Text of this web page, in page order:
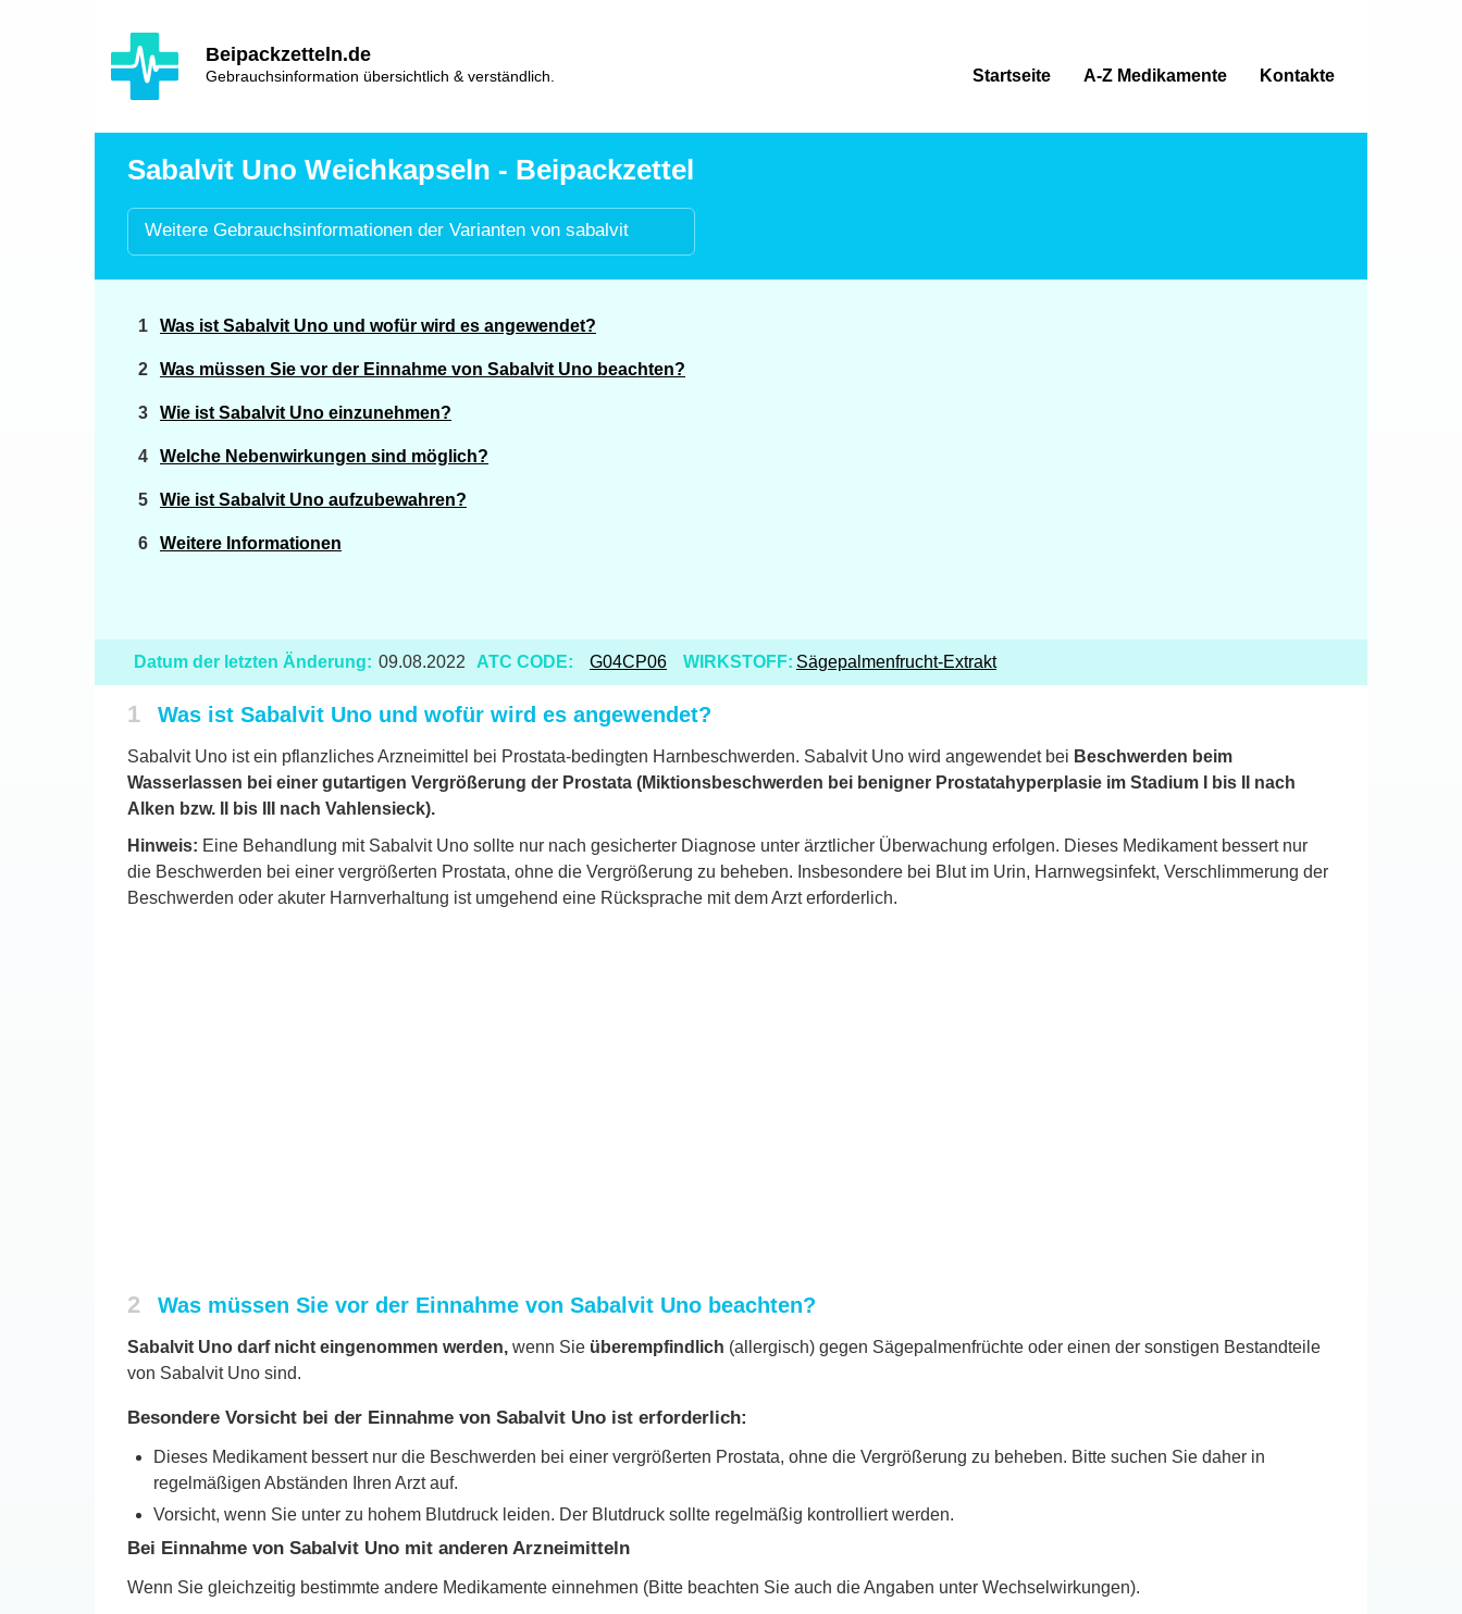
Beipackzetteln.de
Gebrauchsinformation übersichtlich & verständlich.
Hlavní
navigace
Startseite A-Z Medikamente Kontakte
Sabalvit Uno Weichkapseln - Beipackzettel
Weitere Gebrauchsinformationen der Varianten von sabalvit
Was ist Sabalvit Uno und wofür wird es angewendet?
Was müssen Sie vor der Einnahme von Sabalvit Uno beachten?
Wie ist Sabalvit Uno einzunehmen?
Welche Nebenwirkungen sind möglich?
Wie ist Sabalvit Uno aufzubewahren?
Weitere Informationen
Datum der letzten Änderung: 09.08.2022 ATC CODE: G04CP06 WIRKSTOFF: Sägepalmenfrucht-Extrakt
1 Was ist Sabalvit Uno und wofür wird es angewendet?
Sabalvit Uno ist ein pflanzliches Arzneimittel bei Prostata-bedingten Harnbeschwerden. Sabalvit Uno wird angewendet bei Beschwerden beim
Wasserlassen bei einer gutartigen Vergrößerung der Prostata (Miktionsbeschwerden bei benigner Prostatahyperplasie im Stadium I bis II nach
Alken bzw. II bis III nach Vahlensieck).
Hinweis: Eine Behandlung mit Sabalvit Uno sollte nur nach gesicherter Diagnose unter ärztlicher Überwachung erfolgen. Dieses Medikament bessert nur
die Beschwerden bei einer vergrößerten Prostata, ohne die Vergrößerung zu beheben. Insbesondere bei Blut im Urin, Harnwegsinfekt, Verschlimmerung der
Beschwerden oder akuter Harnverhaltung ist umgehend eine Rücksprache mit dem Arzt erforderlich.
2 Was müssen Sie vor der Einnahme von Sabalvit Uno beachten?
Sabalvit Uno darf nicht eingenommen werden, wenn Sie überempfindlich (allergisch) gegen Sägepalmenfrüchte oder einen der sonstigen Bestandteile
von Sabalvit Uno sind.
Besondere Vorsicht bei der Einnahme von Sabalvit Uno ist erforderlich:
Dieses Medikament bessert nur die Beschwerden bei einer vergrößerten Prostata, ohne die Vergrößerung zu beheben. Bitte suchen Sie daher in
regelmäßigen Abständen Ihren Arzt auf.
Vorsicht, wenn Sie unter zu hohem Blutdruck leiden. Der Blutdruck sollte regelmäßig kontrolliert werden.
Bei Einnahme von Sabalvit Uno mit anderen Arzneimitteln
Wenn Sie gleichzeitig bestimmte andere Medikamente einnehmen (Bitte beachten Sie auch die Angaben unter Wechselwirkungen).